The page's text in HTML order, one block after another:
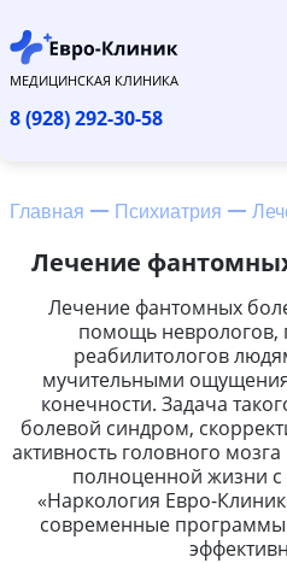
МЕДИЦИНСКАЯ КЛИНИКА
8 (928) 292-30-58
Главная Психиатрия
Лечение
Лечение фантомных
помощь неврологов,
реабилитологов
мучительными
конечности. Задача
болевой синдром,
активность головного
полноценной жизни
«Наркология Евро-
современные